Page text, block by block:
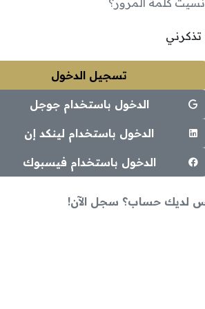
نسيت كلمة المرور؟
تذكرني
تسجيل الدخول
الدخول باستخدام جوجل
الدخول باستخدام لينكد إن
الدخول باستخدام فيسبوك
لديك حساب؟ سجل الآن!